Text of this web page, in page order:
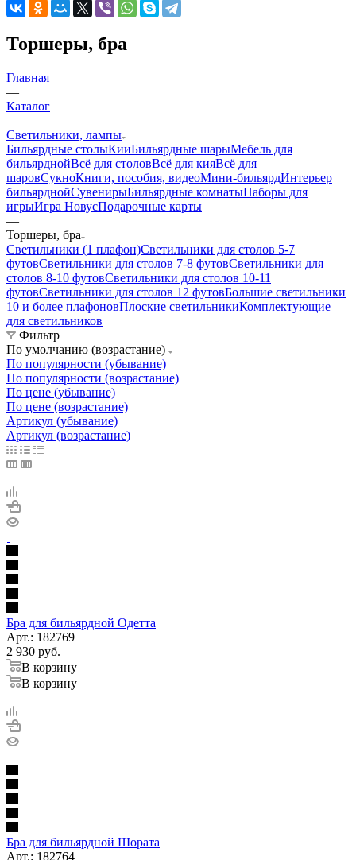
Торшеры, бра
Главная
—
Каталог
—
Светильники, лампы
Бильярдные столыКииБильярдные шарыМебель для
бильярднойВсё для столовВсё для кияВсё для
шаровСукноКниги, пособия, видеоМини-бильярдИнтерьер
бильярднойСувенирыБильярдные комнатыНаборы для
игрыИгра НовусПодарочные карты
—
Торшеры, бра
Светильники (1 плафон)Светильники для столов 5-7
футовСветильники для столов 7-8 футовСветильники для
столов 8-10 футовСветильники для столов 10-11
футовСветильники для столов 12 футовБольшие светильники
10 и более плафоновПлоские светильникиКомплектующие
для светильников
Фильтр
По умолчанию (возрастание)
По популярности (убывание)
По популярности (возрастание)
По цене (убывание)
По цене (возрастание)
Артикул (убывание)
Артикул (возрастание)
Бра для бильярдной Одетта
Арт.: 182769
2 930 руб.
В корзину
В корзину
Бра для бильярдной Шората
Арт.: 182764